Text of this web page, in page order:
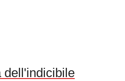
dell'indicibile